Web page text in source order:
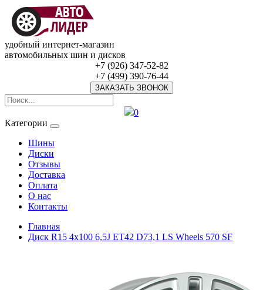
удобный интернет-магазин
автомобильных шин и дисков
+7 (926) 347-52-82
+7 (499) 390-76-44
ЗАКАЗАТЬ ЗВОНОК
0
Категории
Шины
Диски
Отзывы
Доставка
Оплата
О нас
Контакты
Главная
Диск R15 4x100 6,5J ET42 D73,1 LS Wheels 570 SF